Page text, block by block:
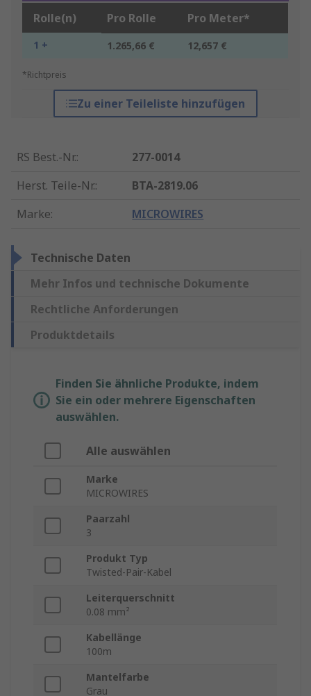
Rolle(n) Pro Rolle Pro Meter*
1 + 1.265,66 € 12,657 €
*Richtpreis
Zu einer Teileliste hinzufügen
RS Best.-Nr.:
277-0014
Herst. Teile-Nr.:
BTA-2819.06
Marke: MICROWIRES
Technische Daten
Mehr Infos und technische Dokumente
Rechtliche Anforderungen
Produktdetails
Finden Sie ähnliche Produkte, indem
Sie ein oder mehrere Eigenschaften
auswählen.
Alle auswählen
Marke
MICROWIRES
Paarzahl
3
Produkt Typ
Twisted-Pair-Kabel
Leiterquerschnitt
0.08 mm²
Kabellänge
100m
Mantelfarbe
Grau